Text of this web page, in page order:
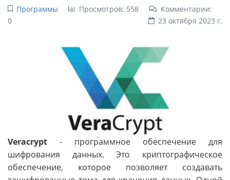
Программы Просмотров: 558
Комментарии:
0
23 октября 2023 г.
Veracrypt - программное обеспечение для
шифрования данных. Это криптографическое
обеспечение, которое позволяет создавать